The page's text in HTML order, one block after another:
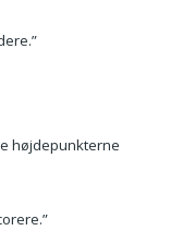
højdepunkterne